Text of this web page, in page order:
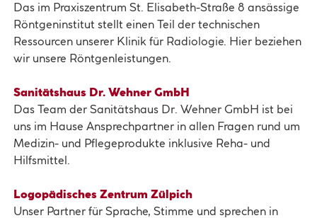
Das im Praxiszentrum St. Elisabeth-Straße 8 ansässige
Röntgeninstitut stellt einen Teil der technischen
Ressourcen unserer Klinik für Radiologie. Hier beziehen
wir unsere Röntgenleistungen.
Sanitätshaus Dr. Wehner GmbH
Das Team der Sanitätshaus Dr. Wehner GmbH ist bei
uns im Hause Ansprechpartner in allen Fragen rund um
Medizin- und Pflegeprodukte inklusive Reha- und
Hilfsmittel.
Logopädisches Zentrum Zülpich
Unser Partner für Sprache, Stimme und sprechen in